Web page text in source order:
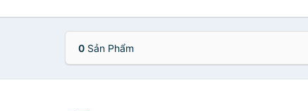
0 Sản Phẩm